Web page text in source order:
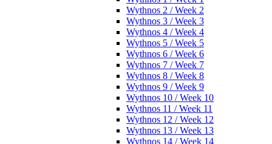
Wythnos 2 / Week 2
Wythnos 3 / Week 3
Wythnos 4 / Week 4
Wythnos 5 / Week 5
Wythnos 6 / Week 6
Wythnos 7 / Week 7
Wythnos 8 / Week 8
Wythnos 9 / Week 9
Wythnos 10 / Week 10
Wythnos 11 / Week 11
Wythnos 12 / Week 12
Wythnos 13 / Week 13
Wythnos 14 / Week 14